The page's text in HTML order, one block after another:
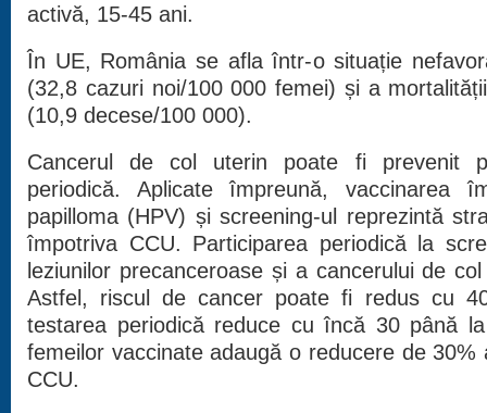
activă, 15-45 ani.
În UE, România se afla într-o situație
(32,8 cazuri noi/100 000 femei) și a
(10,9 decese/100 000).
Cancerul de col uterin poate fi prevenit
periodică. Aplicate împreună, vaccinarea
papilloma (HPV) și screening-ul reprezintă
împotriva CCU. Participarea periodică la
leziunilor precanceroase și a cancerului de
Astfel, riscul de cancer poate fi redus cu
testarea periodică reduce cu încă 30 până
femeilor vaccinate adaugă o reducere de 30%
CCU.